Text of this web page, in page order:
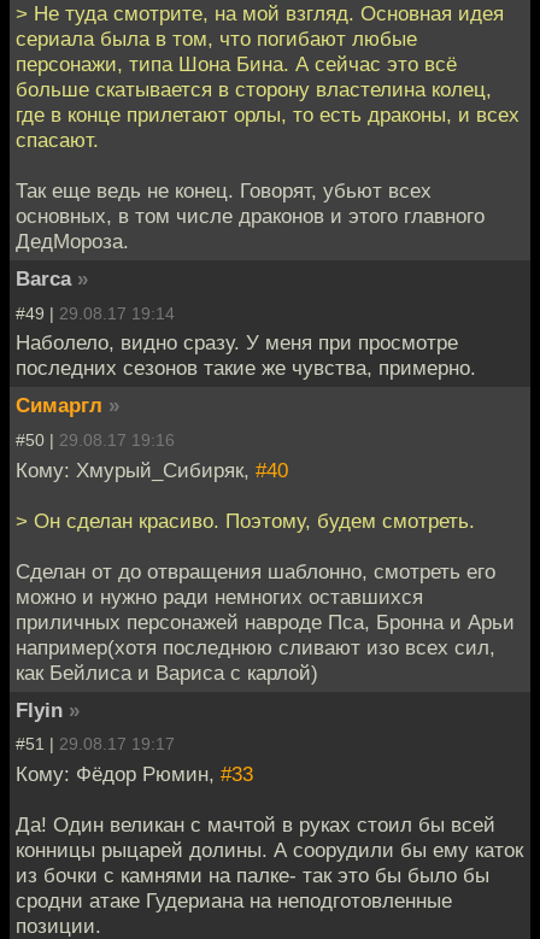
> Не туда смотрите, на мой взгляд. Основная идея
сериала была в том, что погибают любые
персонажи, типа Шона Бина. А сейчас это всё
больше скатывается в сторону властелина колец,
где в конце прилетают орлы, то есть драконы, и всех
спасают.
Так еще ведь не конец. Говорят, убьют всех
основных, в том числе драконов и этого главного
ДедМороза.
Barca »
#49 | 29.08.17 19:14
Наболело, видно сразу. У меня при просмотре
последних сезонов такие же чувства, примерно.
Симаргл »
#50 | 29.08.17 19:16
Кому: Хмурый_Сибиряк, #40
> Он сделан красиво. Поэтому, будем смотреть.
Сделан от до отвращения шаблонно, смотреть его
можно и нужно ради немногих оставшихся
приличных персонажей навроде Пса, Бронна и Арьи
например(хотя последнюю сливают изо всех сил,
как Бейлиса и Вариса с карлой)
Flyin »
#51 | 29.08.17 19:17
Кому: Фёдор Рюмин, #33
Да! Один великан с мачтой в руках стоил бы всей
конницы рыцарей долины. А соорудили бы ему каток
из бочки с камнями на палке- так это бы было бы
сродни атаке Гудериана на неподготовленные
позиции.